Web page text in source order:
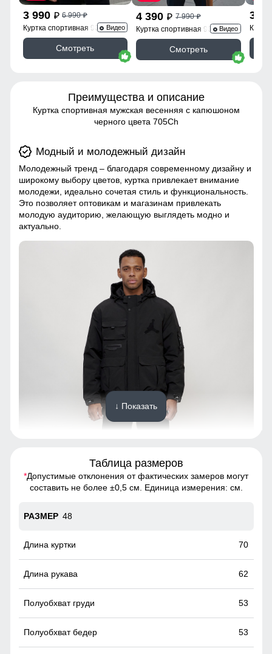
3 990 p 6 990p
Куртка спортивная 9623_1Kh
Видео
Смотреть
4 390 p 7 990p
Куртка спортивная 9629_1Ch
Видео
Смотреть
3
Преимущества и описание
Куртка спортивная мужская весенняя с капюшоном
черного цвета 705Ch
Модный и молодежный дизайн
Молодежный тренд – благодаря современному дизайну и
широкому выбору цветов, куртка привлекает внимание
молодежи, идеально сочетая стиль и функциональность.
Это позволяет оптовикам и магазинам привлекать
молодую аудиторию, желающую выглядеть модно и
актуально.
Молодежный тренд – благодаря современному дизайну и
широкому выбору цветов, куртка привлекает внимание
Это позволяет оптовикам и магазинам привлекать
актуально.
Простота ухода
100% полиэстеровая подкладка и внешний материал
обеспечивают легкость в уходе за курткой, что делает её
ещё более привлекательной для конечного потребителя
и удобной в обращении для оптовых партий.
↓ Показать
Таблица размеров
*Допустимые отклонения от фактических замеров могут
составить не более ±0,5 см. Единица измерения: см.
48
70
62
53
53